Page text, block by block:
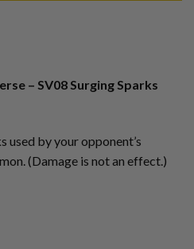
– SV08 Surging Sparks
by your opponent’s
(Damage is not an effect.)